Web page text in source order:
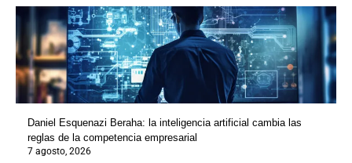
Daniel Esquenazi Beraha: la inteligencia artificial cambia las
reglas de la competencia empresarial
7 agosto, 2026